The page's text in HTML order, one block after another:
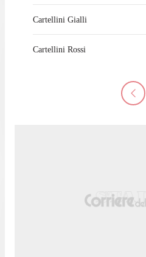
Cartellini Gialli
Cartellini Rossi